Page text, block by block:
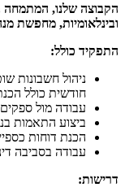
הקבוצה שלנו, המתמחה
ובינלאומיות, מחפשת
התפקיד כולל:
ניהול חשבונות
חודשית כולל
עבודה מול
ביצוע התאמות
הכנת דוחות
עבודה בסביבה
דרישות: